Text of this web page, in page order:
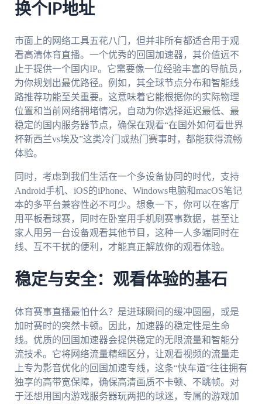
换个IP地址
市面上的网络工具五花八门，但并非所有都适合用于观
看高清体育直播。一个优秀的回国加速器，其价值远不
止于提供一个国内IP。它需要像一位经验丰富的导航员，
为你规划出最优路径。例如，其全球节点分布和智能线
路推荐功能至关重要。这意味着它能根据你的实际物理
位置和当前网络拥堵情况，自动为你选择延迟最低、最
稳定的国内服务器节点，确保在观看“在国外如何看世界
杯新西兰vs埃及”这类冷门或热门赛事时，都能获得流畅
体验。
同时，考虑到我们生活在一个多设备协同的时代，支持
Android手机、iOS的iPhone、Windows电脑和macOS笔记
本的多平台兼容性必不可少。想象一下，你可以在客厅
用平板看球赛，同时在卧室用手机刷赛事数据，甚至让
家人用另一台设备观看其他节目，这种一人多端同时在
线、互不干扰的便利，才能真正解放你的观看体验。
稳定与安全：观看体验的基石
体育赛事直播最怕什么？是进球瞬间的缓冲圆圈，或是
加时赛时的突然卡顿。因此，加速器的稳定性是生命
线。优质的回国加速器会提供稳定的无限流量和智能分
流技术。它将网络流量精细区分，让观看视频的流量走
上专为影音优化的回国加速专线，这条“快车道”往往拥有
独享的高带宽保障，确保高清画质不卡顿、不跳帧。对
于还想用国内游戏服务器玩两把的球迷，专属的游戏加